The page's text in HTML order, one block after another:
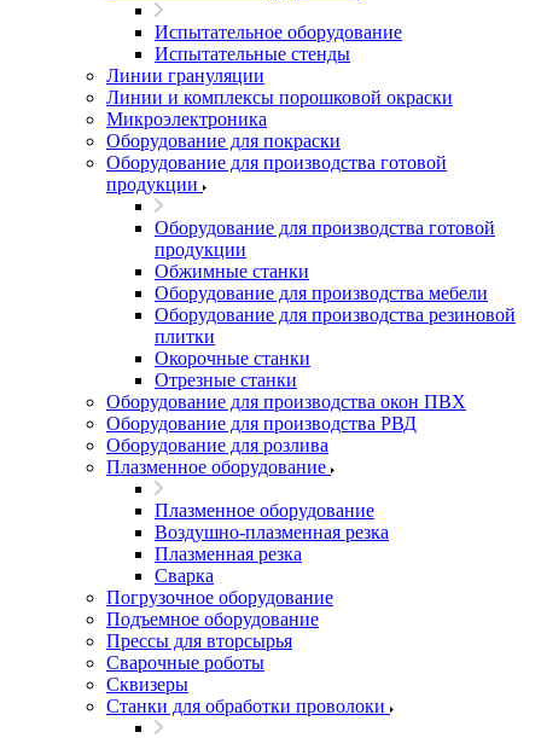
Испытательное оборудование
Испытательные стенды
Линии грануляции
Линии и комплексы порошковой окраски
Микроэлектроника
Оборудование для покраски
Оборудование для производства готовой
продукции
Оборудование для производства готовой
продукции
Обжимные станки
Оборудование для производства мебели
Оборудование для производства резиновой
плитки
Окорочные станки
Отрезные станки
Оборудование для производства окон ПВХ
Оборудование для производства РВД
Оборудование для розлива
Плазменное оборудование
Плазменное оборудование
Воздушно-плазменная резка
Плазменная резка
Сварка
Погрузочное оборудование
Подъемное оборудование
Прессы для вторсырья
Сварочные роботы
Сквизеры
Станки для обработки проволоки